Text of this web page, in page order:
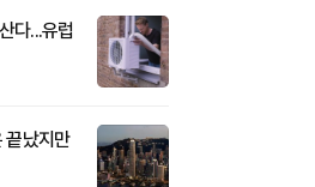
다...유럽
끝났지만